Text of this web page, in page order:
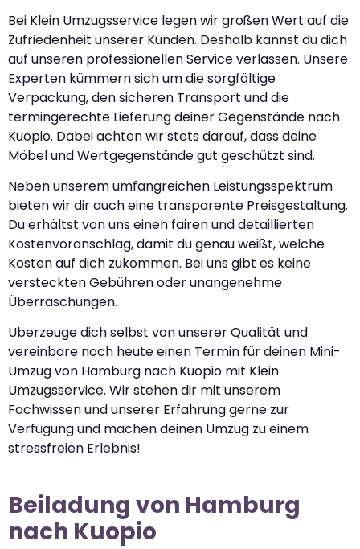
Bei Klein Umzugsservice legen wir großen Wert auf die
Zufriedenheit unserer Kunden. Deshalb kannst du dich
auf unseren professionellen Service verlassen. Unsere
Experten kümmern sich um die sorgfältige
Verpackung, den sicheren Transport und die
termingerechte Lieferung deiner Gegenstände nach
Kuopio. Dabei achten wir stets darauf, dass deine
Möbel und Wertgegenstände gut geschützt sind.
Neben unserem umfangreichen Leistungsspektrum
bieten wir dir auch eine transparente Preisgestaltung.
Du erhältst von uns einen fairen und detaillierten
Kostenvoranschlag, damit du genau weißt, welche
Kosten auf dich zukommen. Bei uns gibt es keine
versteckten Gebühren oder unangenehme
Überraschungen.
Überzeuge dich selbst von unserer Qualität und
vereinbare noch heute einen Termin für deinen Mini-
Umzug von Hamburg nach Kuopio mit Klein
Umzugsservice. Wir stehen dir mit unserem
Fachwissen und unserer Erfahrung gerne zur
Verfügung und machen deinen Umzug zu einem
stressfreien Erlebnis!
Beiladung von Hamburg
nach Kuopio